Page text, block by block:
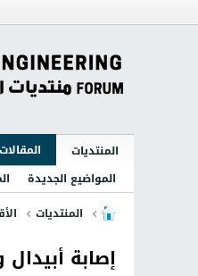
المنتديات المقالات
المواضيع الجديدة
المنتديات
إصابة أبيدال